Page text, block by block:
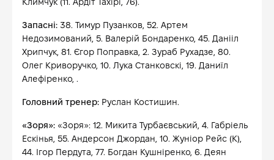
Запасні: 38. Тимур Пузанков, 52. Артем
Недозимований, 5. Валерій Бондаренко, 45. Данііл
Хрипчук, 81. Єгор Поправка, 2. Зураб Рухадзе, 80.
Олег Криворучко, 10. Лука Станковскі, 19. Даниїл
Алефіренко, .
Головний тренер: Руслан Костишин.
«Зоря»: «Зоря»: 12. Микита Турбаєвський, 4. Габріель
Ескінья, 55. Андерсон Джордан, 10. Жуніор Рейс (К),
44. Ігор Пердута, 77. Богдан Кушніренко, 6. Деян